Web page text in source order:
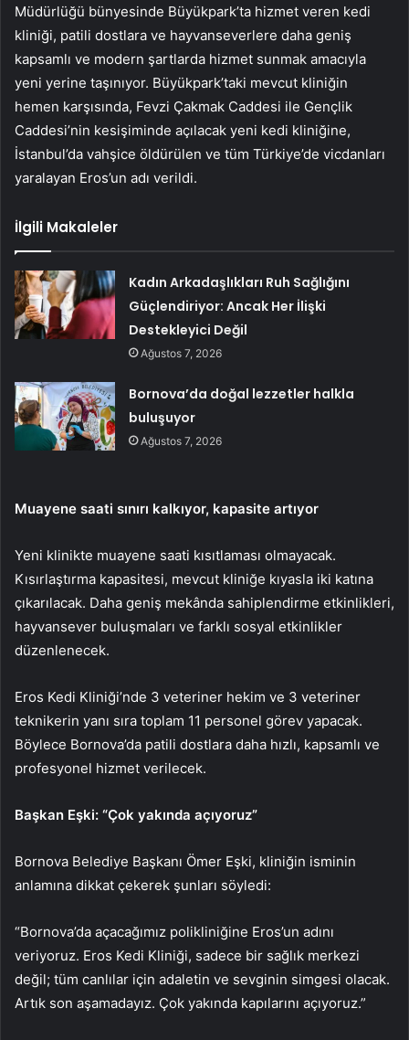
Müdürlüğü bünyesinde Büyükpark’ta hizmet veren kedi
kliniği, patili dostlara ve hayvanseverlere daha geniş
kapsamlı ve modern şartlarda hizmet sunmak amacıyla
yeni yerine taşınıyor. Büyükpark’taki mevcut kliniğin
hemen karşısında, Fevzi Çakmak Caddesi ile Gençlik
Caddesi’nin kesişiminde açılacak yeni kedi kliniğine,
İstanbul’da vahşice öldürülen ve tüm Türkiye’de vicdanları
yaralayan Eros’un adı verildi.
İlgili Makaleler
Kadın Arkadaşlıkları Ruh Sağlığını
Güçlendiriyor: Ancak Her İlişki
Destekleyici Değil
Ağustos 7, 2026
Bornova’da doğal lezzetler halkla
buluşuyor
Ağustos 7, 2026
Muayene saati sınırı kalkıyor, kapasite artıyor
Yeni klinikte muayene saati kısıtlaması olmayacak.
Kısırlaştırma kapasitesi, mevcut kliniğe kıyasla iki katına
çıkarılacak. Daha geniş mekânda sahiplendirme etkinlikleri,
hayvansever buluşmaları ve farklı sosyal etkinlikler
düzenlenecek.
Eros Kedi Kliniği’nde 3 veteriner hekim ve 3 veteriner
teknikerin yanı sıra toplam 11 personel görev yapacak.
Böylece Bornova’da patili dostlara daha hızlı, kapsamlı ve
profesyonel hizmet verilecek.
Başkan Eşki: “Çok yakında açıyoruz”
Bornova Belediye Başkanı Ömer Eşki, kliniğin isminin
anlamına dikkat çekerek şunları söyledi:
“Bornova’da açacağımız polikliniğine Eros’un adını
veriyoruz. Eros Kedi Kliniği, sadece bir sağlık merkezi
değil; tüm canlılar için adaletin ve sevginin simgesi olacak.
Artık son aşamadayız. Çok yakında kapılarını açıyoruz.”